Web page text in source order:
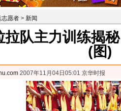
志愿者 > 新闻
拉队主力训练揭
(图)
2007年11月04日05:01 京华时报